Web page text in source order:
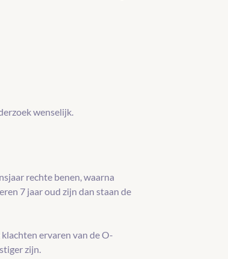
wenselijk.
rechte benen, waarna
7 jaar oud zijn dan staan de
ervaren van de O-
zijn.